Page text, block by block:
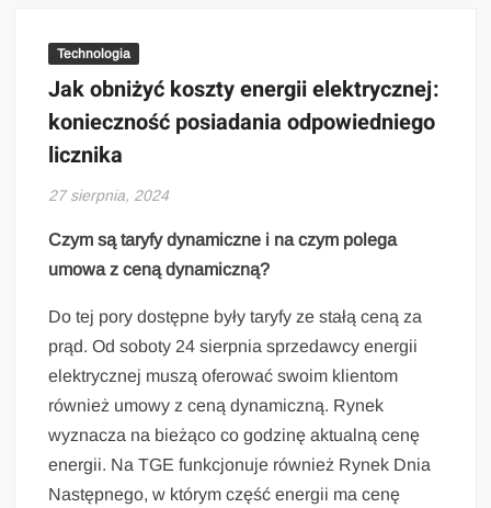
Technologia
Jak obniżyć koszty energii elektrycznej:
konieczność posiadania odpowiedniego
licznika
27 sierpnia, 2024
Czym są taryfy dynamiczne i na czym polega
umowa z ceną dynamiczną?
Do tej pory dostępne były taryfy ze stałą ceną za
prąd. Od soboty 24 sierpnia sprzedawcy energii
elektrycznej muszą oferować swoim klientom
również umowy z ceną dynamiczną. Rynek
wyznacza na bieżąco co godzinę aktualną cenę
energii. Na TGE funkcjonuje również Rynek Dnia
Następnego, w którym część energii ma cenę